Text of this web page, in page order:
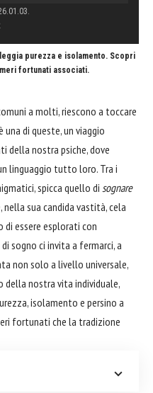
purezza e isolamento. Scopri
fortunati associati.
a molti, riescono a toccare
una di queste, un viaggio
della nostra psiche, dove
linguaggio tutto loro. Tra i
spicca quello di sognare
sua candida vastità, cela
di essere esplorati con
sogno ci invita a fermarci, a
non solo a livello universale,
nostra vita individuale,
isolamento e persino a
fortunati che la tradizione